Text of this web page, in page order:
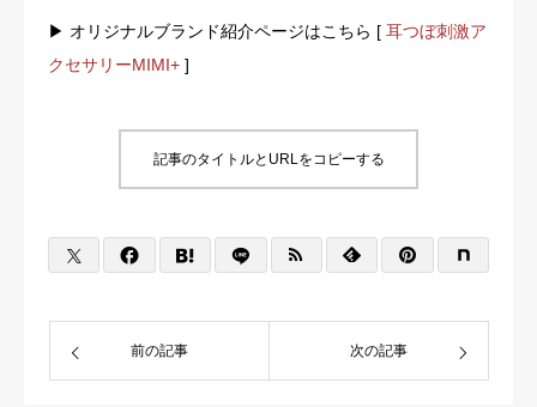
▶ オリジナルブランド紹介ページはこちら [ 耳つぼ刺激ア
クセサリーMIMI+ ]
記事のタイトルとURLをコピーする
前の記事 次の記事